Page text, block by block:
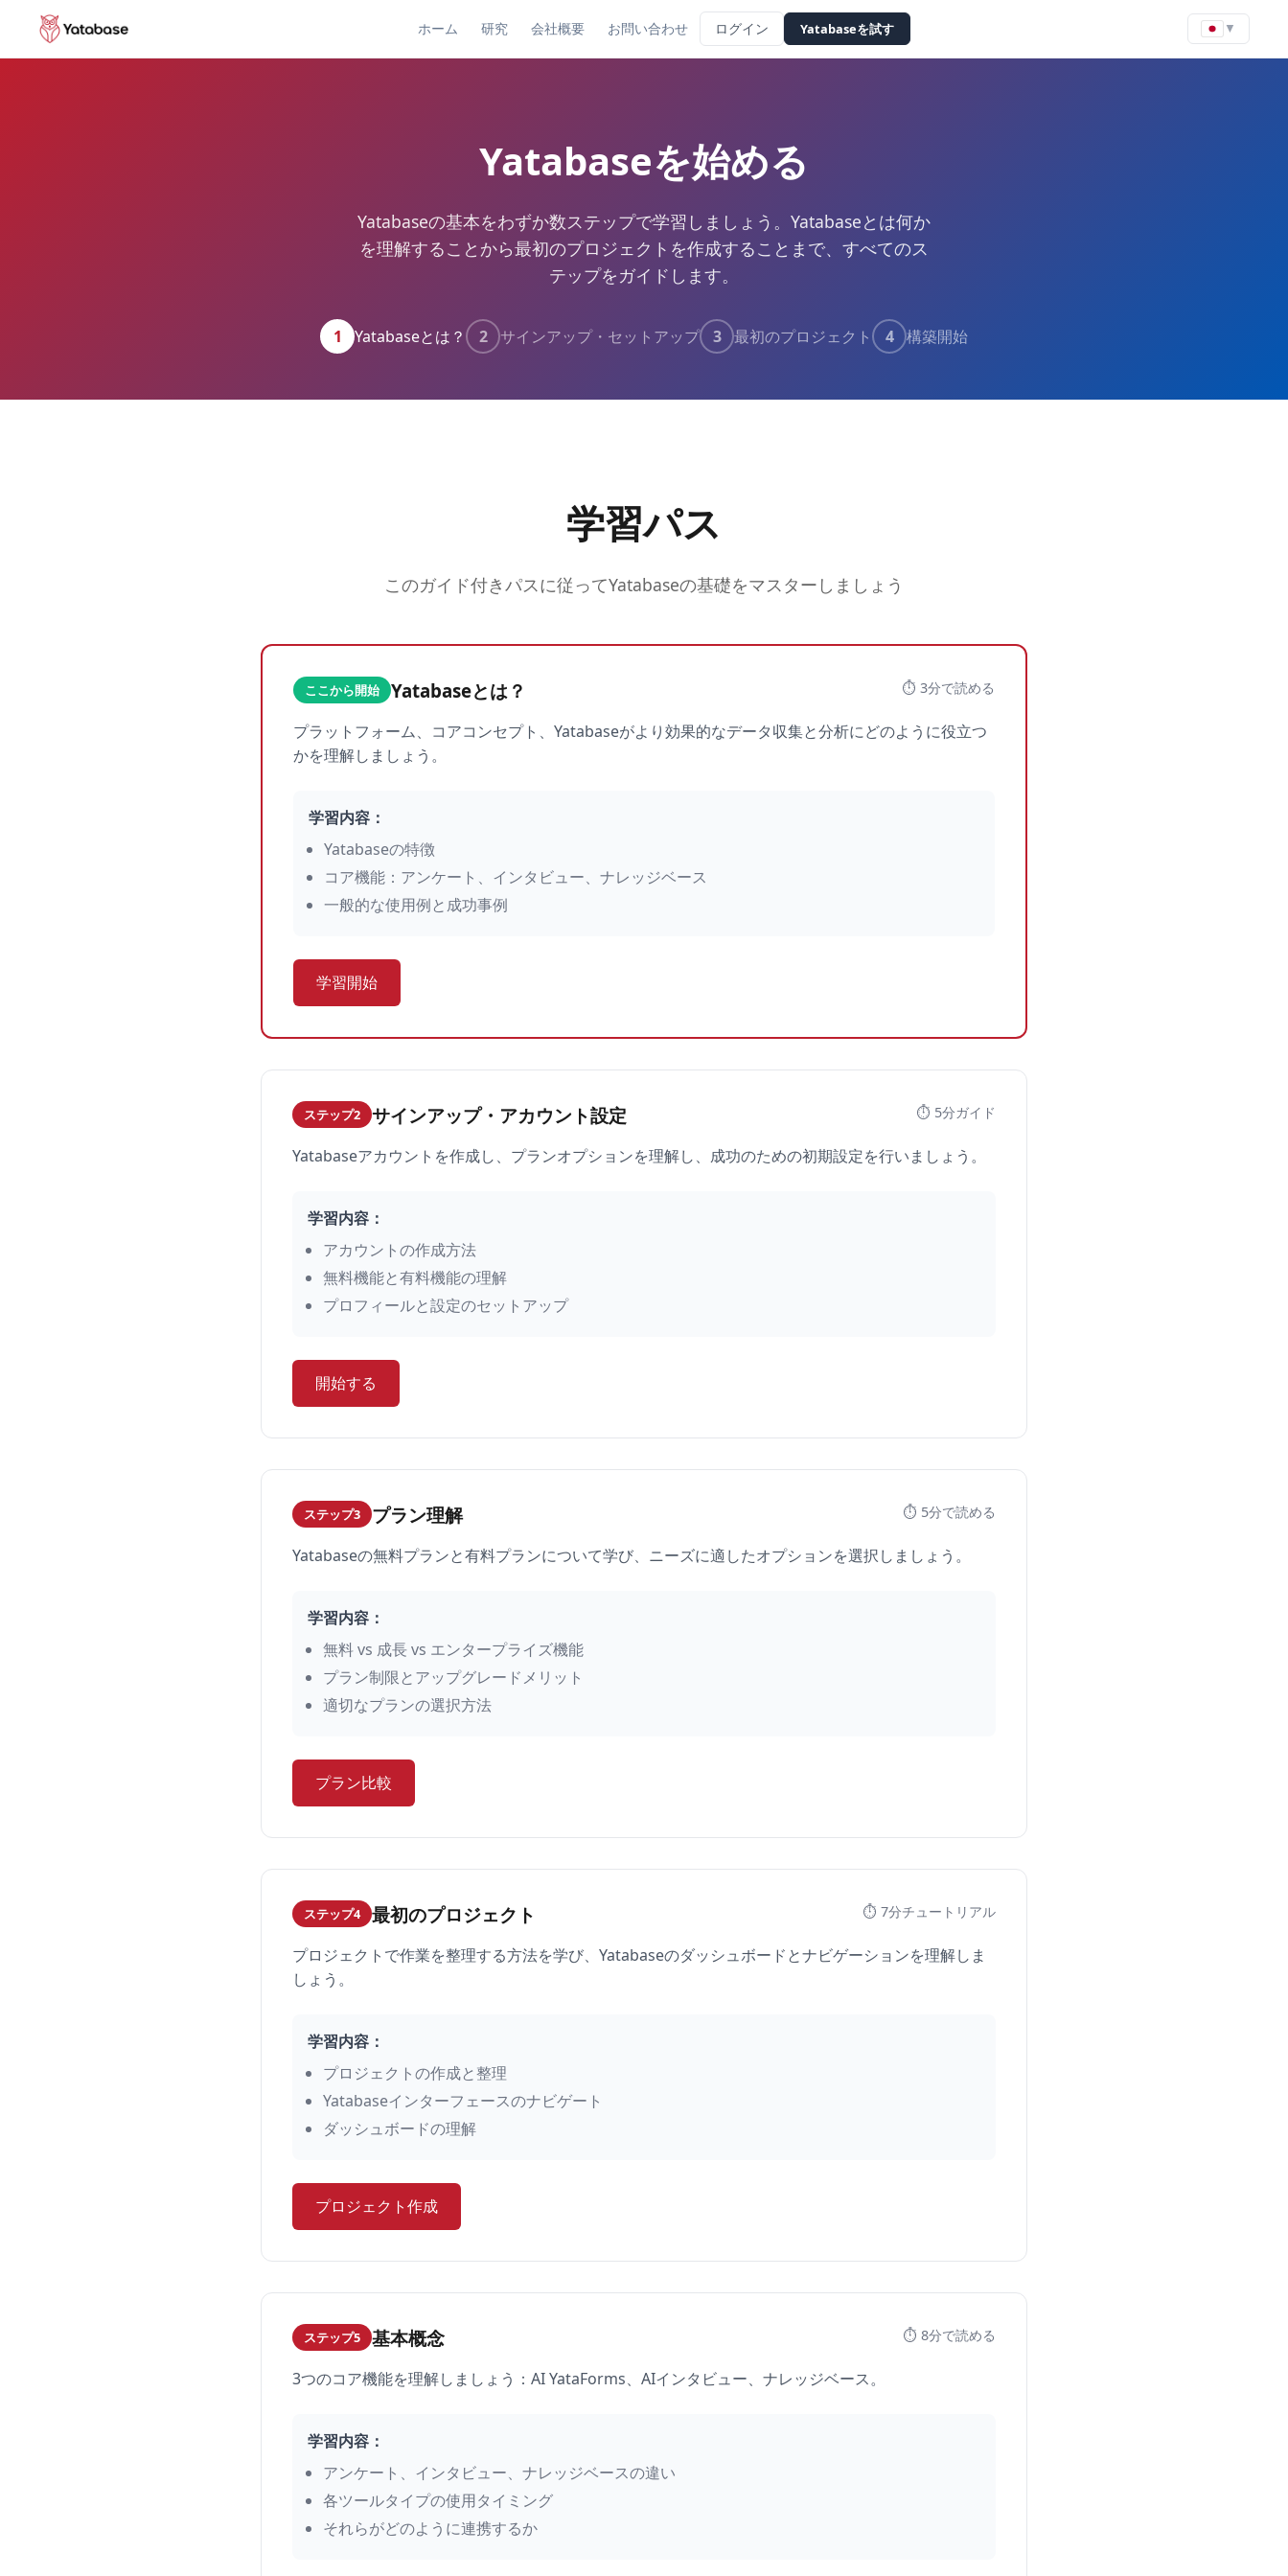
ホーム 研究 会社概要 お問い合わせ ログイン Yatabaseを試す ▼
Yatabaseを始める
Yatabaseの基本をわずか数ステップで学習しましょう。Yatabaseとは何か
を理解することから最初のプロジェクトを作成することまで、すべてのス
テップをガイドします。
1 Yatabaseとは？ 2 サインアップ・セットアップ 3 最初のプロジェクト 4 構築開始
学習パス
このガイド付きパスに従ってYatabaseの基礎をマスターしましょう
ここから開始 Yatabaseとは？ ⏱️ 3分で読める
プラットフォーム、コアコンセプト、Yatabaseがより効果的なデータ収集と分析にどのように役立つ
かを理解しましょう。
学習内容：
Yatabaseの特徴
コア機能：アンケート、インタビュー、ナレッジベース
一般的な使用例と成功事例
学習開始
ステップ2 サインアップ・アカウント設定 ⏱️ 5分ガイド
Yatabaseアカウントを作成し、プランオプションを理解し、成功のための初期設定を行いましょう。
学習内容：
アカウントの作成方法
無料機能と有料機能の理解
プロフィールと設定のセットアップ
開始する
ステップ3 プラン理解 ⏱️ 5分で読める
Yatabaseの無料プランと有料プランについて学び、ニーズに適したオプションを選択しましょう。
学習内容：
無料 vs 成長 vs エンタープライズ機能
プラン制限とアップグレードメリット
適切なプランの選択方法
プラン比較
ステップ4 最初のプロジェクト ⏱️ 7分チュートリアル
プロジェクトで作業を整理する方法を学び、Yatabaseのダッシュボードとナビゲーションを理解しま
しょう。
学習内容：
プロジェクトの作成と整理
Yatabaseインターフェースのナビゲート
ダッシュボードの理解
プロジェクト作成
ステップ5 基本概念 ⏱️ 8分で読める
3つのコア機能を理解しましょう：AI YataForms、AIインタビュー、ナレッジベース。
学習内容：
アンケート、インタビュー、ナレッジベースの違い
各ツールタイプの使用タイミング
それらがどのように連携するか